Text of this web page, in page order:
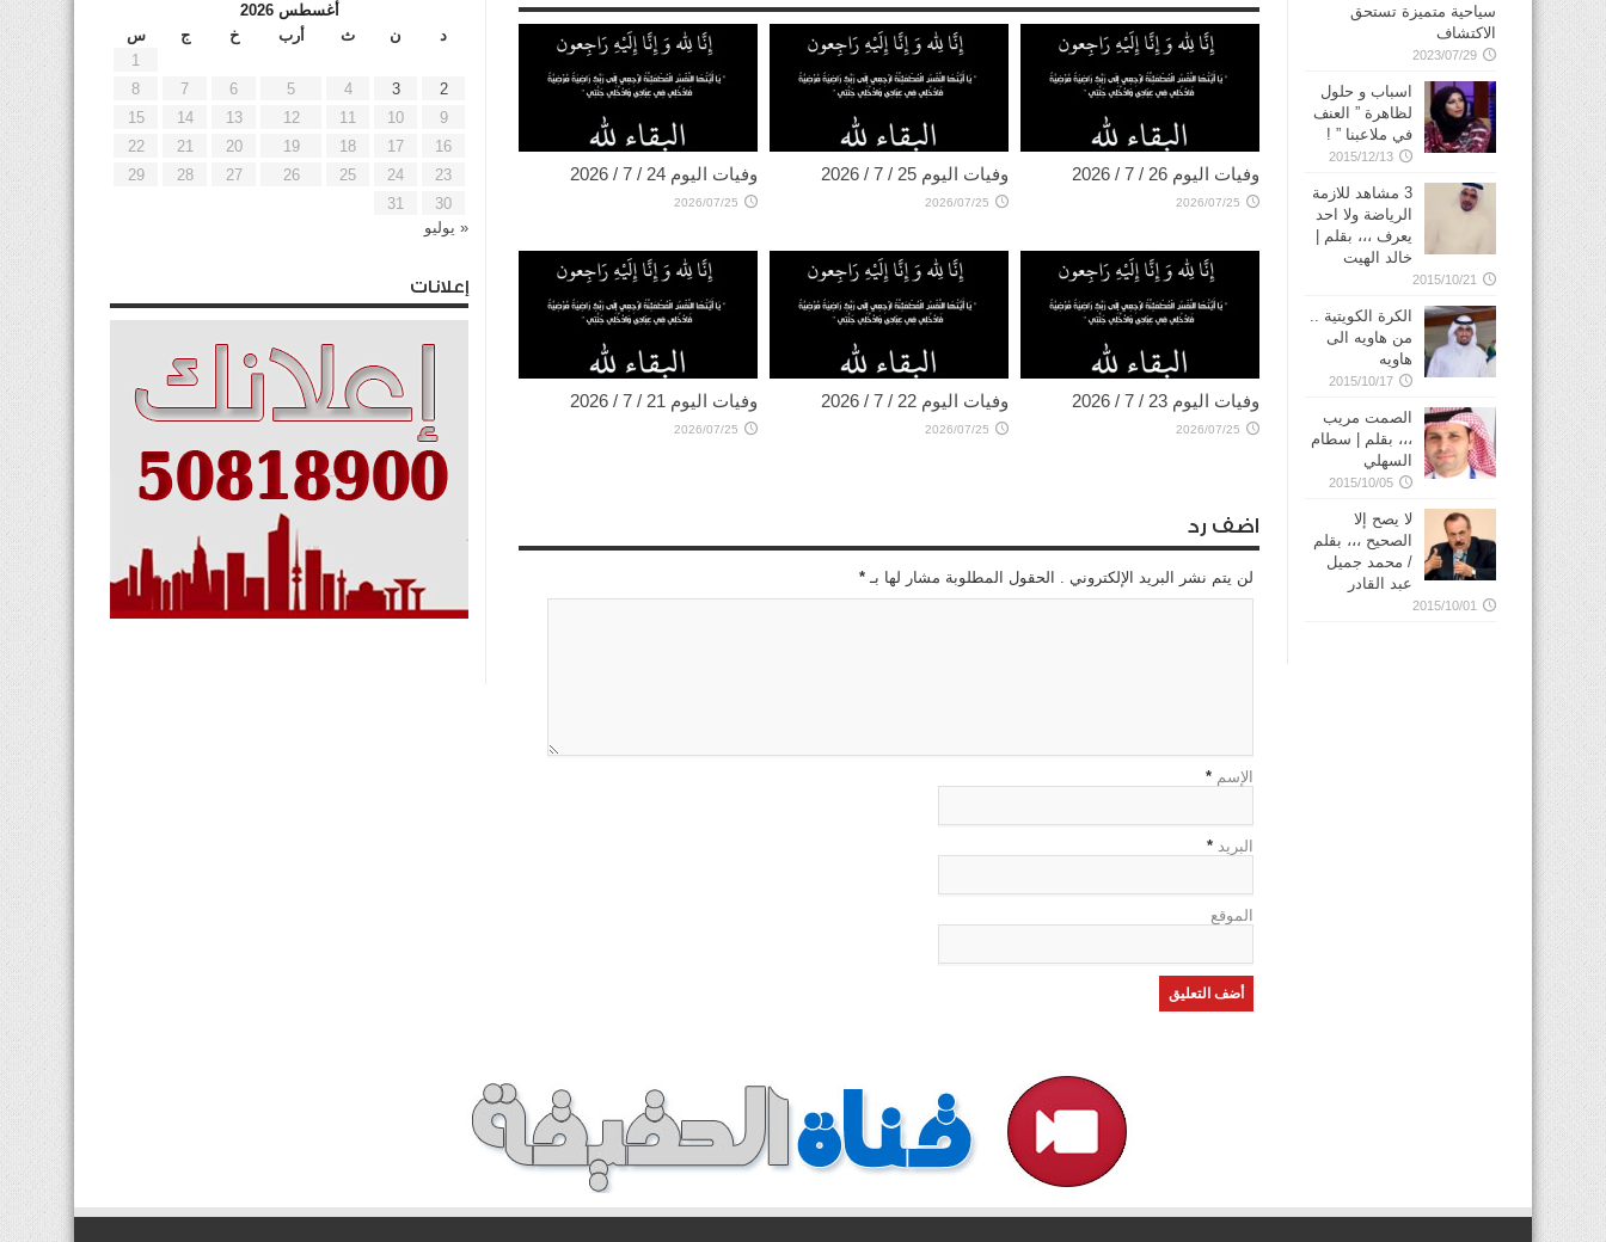
وفيات اليوم 26 / 7 / 2026
2026/07/25
وفيات اليوم 25 / 7 / 2026
2026/07/25
وفيات اليوم 24 / 7 / 2026
2026/07/25
وفيات اليوم 23 / 7 / 2026
2026/07/25
وفيات اليوم 22 / 7 / 2026
2026/07/25
وفيات اليوم 21 / 7 / 2026
2026/07/25
اضف رد
لن يتم نشر البريد الإلكتروني . الحقول المطلوبة مشار لها بـ *
الإسم *
البريد *
الموقع
سياحية متميزة تستحق
الاكتشاف
2023/07/29
اسباب و حلول
لظاهرة ” العنف
في ملاعبنا ” !
2015/12/13
3 مشاهد للازمة
الرياضة ولا احد
يعرف ،،، بقلم |
خالد الهيت
2015/10/21
الكرة الكويتية ..
من هاويه الى
هاويه
2015/10/17
الصمت مريب
،،، بقلم | سطام
السهلي
2015/10/05
لا يصح إلا
الصحيح ،،، بقلم
/ محمد جميل
عبد القادر
2015/10/01
أغسطس 2026
د
ن ث أرب خ ج
س
1
2
3
4
5
6
7
8
9
10
11
12
13
14
15
16
17
18
19
20
21
22
23
24
25
26
27
28
29
30
31
« يوليو
إعلانات